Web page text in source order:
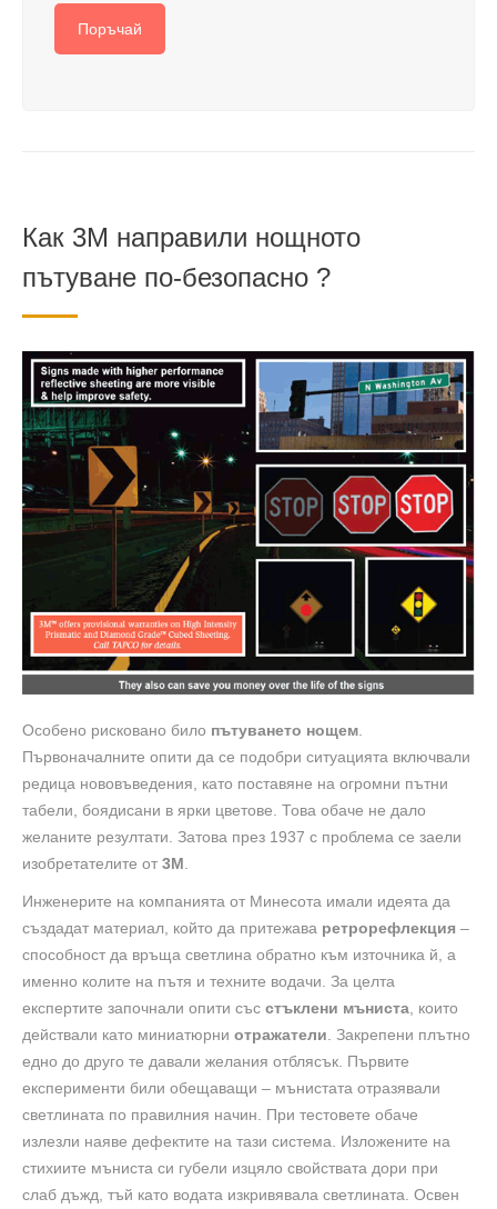
Поръчай
Как 3М направили нощното
пътуване по-безопасно ?
Особено рисковано било пътуването нощем
Първоначалните опити да се подобри ситуацията включвали
редица нововъведения, като поставяне на огромни пътни
табели, боядисани в ярки цветове. Това обаче не дало
желаните резултати. Затова през 1937 с проблема се заели
изобретателите от 3М
Инженерите на компанията от Минесота имали идеята да
създадат материал, който да притежава ретрорефлекция –
способност да връща светлина обратно към източника й, а
именно колите на пътя и техните водачи. За целта
експертите започнали опити със стъклени мъниста , които
действали като миниатюрни отражатели . Закрепени плътно
едно до друго те давали желания отблясък. Първите
експерименти били обещаващи – мънистата отразявали
светлината по правилния начин. При тестовете обаче
излезли наяве дефектите на тази система. Изложените на
стихиите мъниста си губели изцяло свойствата дори при
слаб дъжд, тъй като водата изкривявала светлината. Освен